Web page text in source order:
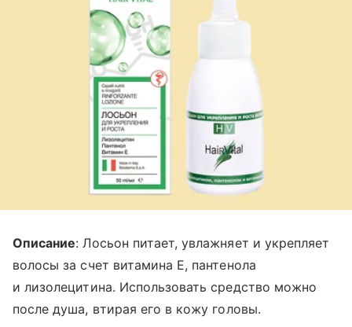
Описание: Лосьон питает, увлажняет и укрепляет
волосы за счет витамина Е, пантенола
и лизолецитина. Использовать средство можно
после душа, втирая его в кожу головы.